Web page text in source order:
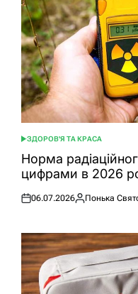
ОПУБЛІКУВАТИ
У
ЗДОРОВ'Я ТА КРАСА
Норма
цифрами в 2026
Оприлюднено
06.07.2026
Опубліковано
Понька